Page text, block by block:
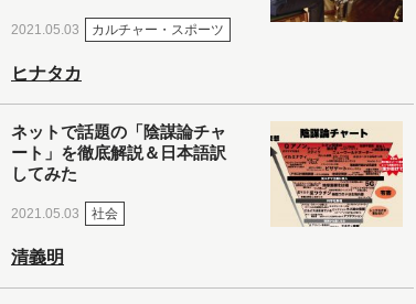
2021.05.03 カルチャー・スポーツ
ヒナタカ
ネットで話題の「陰謀論チャ
ート」を徹底解説＆日本語訳
してみた
2021.05.03 社会
清義明